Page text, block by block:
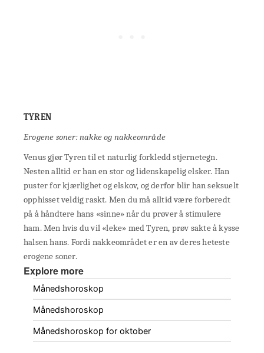
TYREN
Erogene soner: nakke og nakkeområde
Venus gjør Tyren til et naturlig forkledd stjernetegn.
Nesten alltid er han en stor og lidenskapelig elsker. Han
puster for kjærlighet og elskov, og derfor blir han seksuelt
opphisset veldig raskt. Men du må alltid være forberedt
på å håndtere hans «sinne» når du prøver å stimulere
ham. Men hvis du vil «leke» med Tyren, prøv sakte å kysse
halsen hans. Fordi nakkeområdet er en av deres heteste
erogene soner.
Explore more
Månedshoroskop
Månedshoroskop
Månedshoroskop for oktober